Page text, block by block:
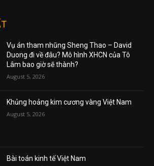
Vụ án tham nhũng Sheng Thao – David
Duong đi về đâu? Mô hình XHCN của Tô
Lâm bao giờ sẽ thành?
August 5, 2026
Khủng hoảng kim cương vàng Việt Nam
August 5, 2026
Bài toán kinh tế Việt Nam